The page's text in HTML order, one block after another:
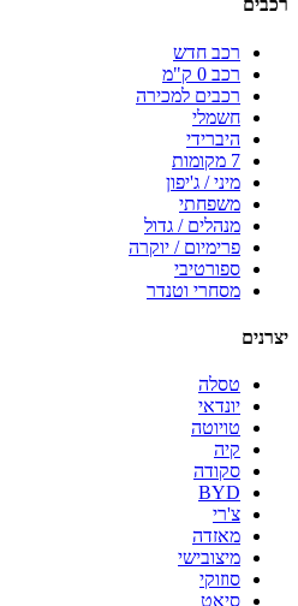
רכבים
רכב חדש
רכב 0 ק"מ
רכבים למכירה
חשמלי
היברידי
7 מקומות
מיני / ג'יפון
משפחתי
מנהלים / גדול
פרימיום / יוקרה
ספורטיבי
מסחרי וטנדר
יצרנים
טסלה
יונדאי
טויוטה
קיה
סקודה
BYD
צ'רי
מאזדה
מיצובישי
סוזוקי
סיאט